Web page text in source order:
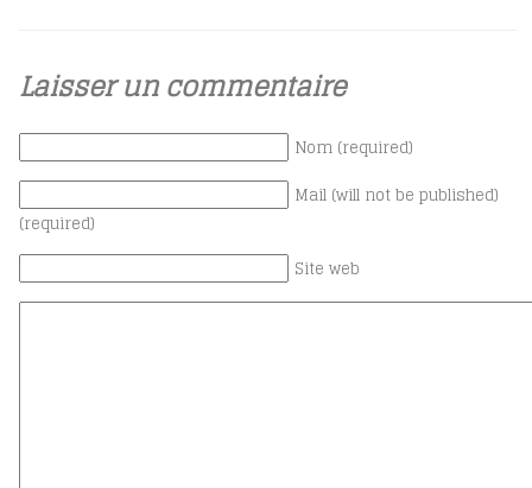
Laisser un commentaire
Nom (required)
Mail (will not be published)
(required)
Site web